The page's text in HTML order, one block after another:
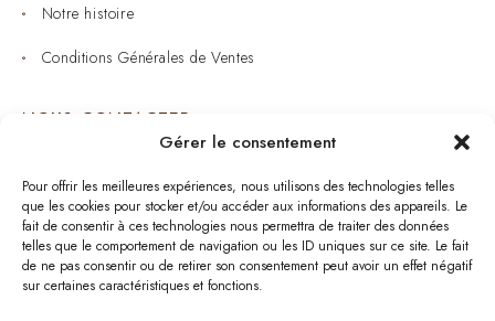
Gérer le consentement
Pour offrir les meilleures expériences, nous utilisons des technologies telles
que les cookies pour stocker et/ou accéder aux informations des appareils. Le
fait de consentir à ces technologies nous permettra de traiter des données
telles que le comportement de navigation ou les ID uniques sur ce site. Le fait
de ne pas consentir ou de retirer son consentement peut avoir un effet négatif
sur certaines caractéristiques et fonctions.
Notre histoire
Conditions Générales de Ventes
NOUS CONTACTER
Bijouterie : 05 53 53 64 11
Mardi au Samedi: 09:00 - 19:00
bijouterie.lavergne@orange.fr